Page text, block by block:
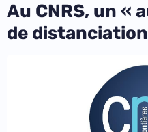
Au CNRS, un «
de